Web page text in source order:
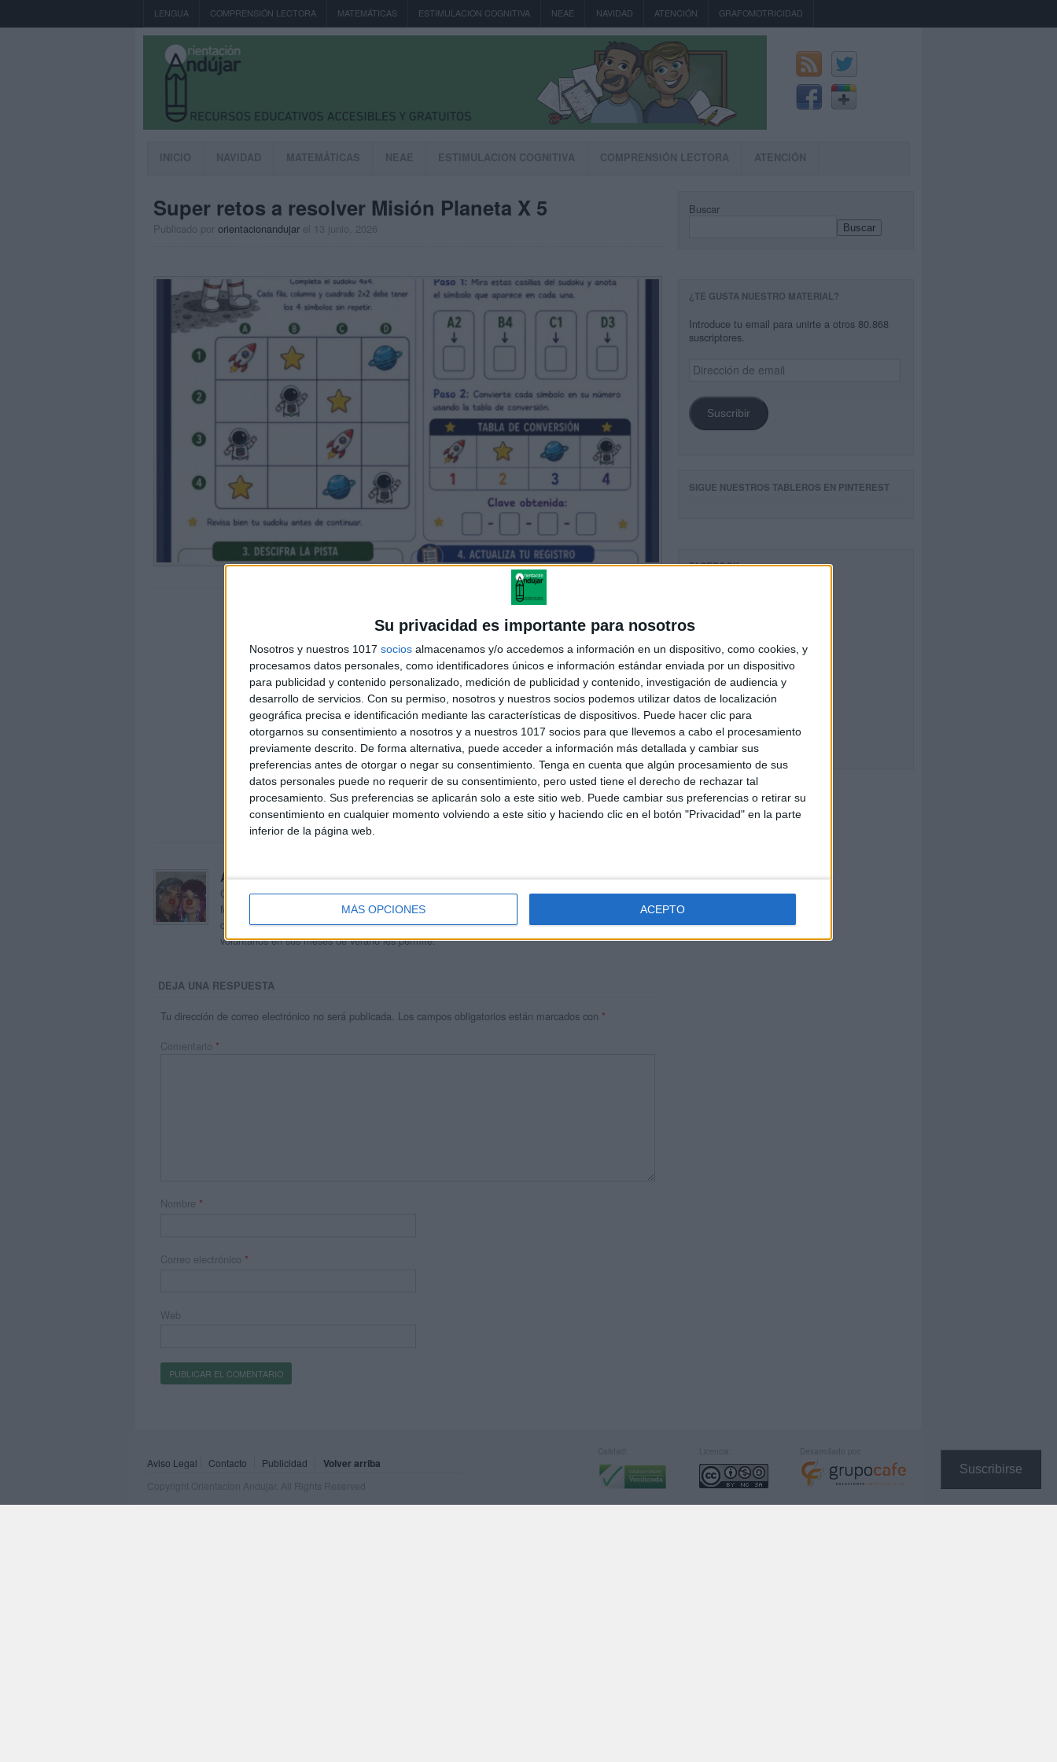
Su privacidad es importante para nosotros
Nosotros y nuestros 1017 socios almacenamos y/o accedemos a información en un dispositivo, como cookies, y
procesamos datos personales, como identificadores únicos e información estándar enviada por un dispositivo
para publicidad y contenido personalizado, medición de publicidad y contenido, investigación de audiencia y
desarrollo de servicios. Con su permiso, nosotros y nuestros socios podemos utilizar datos de localización
geográfica precisa e identificación mediante las características de dispositivos. Puede hacer clic para
otorgarnos su consentimiento a nosotros y a nuestros 1017 socios para que llevemos a cabo el procesamiento
previamente descrito. De forma alternativa, puede acceder a información más detallada y cambiar sus
preferencias antes de otorgar o negar su consentimiento. Tenga en cuenta que algún procesamiento de sus
datos personales puede no requerir de su consentimiento, pero usted tiene el derecho de rechazar tal
procesamiento. Sus preferencias se aplicarán solo a este sitio web. Puede cambiar sus preferencias o retirar su
consentimiento en cualquier momento volviendo a este sitio y haciendo clic en el botón "Privacidad" en la parte
inferior de la página web.
MÁS OPCIONES ACEPTO
Suscribirse
LENGUA COMPRENSIÓN LECTORA MATEMÁTICAS ESTIMULACION COGNITIVA NEAE NAVIDAD ATENCIÓN GRAFOMOTRICIDAD
INICIO NAVIDAD MATEMÁTICAS NEAE ESTIMULACION COGNITIVA COMPRENSIÓN LECTORA ATENCIÓN
Super retos a resolver Misión Planeta X 5
Publicado por orientacionandujar el 13 junio, 2026
Acerca de orientacionandujar
Orientación Andújar no es solo un blog, es la apuesta personal de dos profesores Ginés y
Maribel, que además de ser pareja, son los encargados de los contenidos que encontramos
dentro del blog y en el cual, vuelcan la mayor parte del tiempo, que sus tareas como docentes, y
voluntarios en sus meses de verano les permite.
DEJA UNA RESPUESTA
Tu dirección de correo electrónico no será publicada. Los campos obligatorios están marcados con *
Comentario *
Nombre *
Correo electrónico *
Web
Buscar
Buscar
¿TE GUSTA NUESTRO MATERIAL?
Introduce tu email para unirte a otros 80.868
suscriptores.
Dirección
de
Suscribir
SIGUE NUESTROS TABLEROS EN PINTEREST
FACEBOOK
Aviso Legal Contacto Publicidad Volver arriba